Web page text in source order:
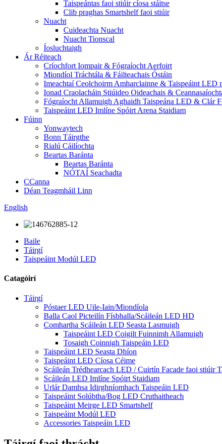
Taispeántas faoi stiúir cíosa stáitse
Clib praghas Smartshelf faoi stiúir
Nuacht
Cuideachta Nuacht
Nuacht Tionscal
Íosluchtaigh
Ár Réiteach
Críochfort Iompair & Fógraíocht Aerfoirt
Miondíol Tráchtála & Fáilteachais Óstáin
Imeachtaí Ceolchoirm Amharclainne & Taispeáint LED
Ionad Craolacháin Stiúideo Oideachais &
Fógraíocht Allamuigh Aghaidh Taispeána LED & Clár
Taispeáint LED Imlíne Spóirt Arena Staidiam
Fúinn
Yonwaytech
Bonn Táirgthe
Rialú Cáilíochta
Beartas Baránta
Beartas Baránta
NÓTAÍ Seachadta
CCanna
Déan Teagmháil Linn
English
Baile
Táirgí
Taispeáint Modúl LED
Catagóirí
Táirgí
Póstaer LED Uile-Iain/Miondíola
Balla Caol Picteilín Físbhalla/Scáileán LED HD
Comhartha Scáileán LED Seasta Lasmuigh
Taispeáint LED Coigilt Fuinnimh Allamuigh
Tosaigh Coinnigh Taispeáin LED
Taispeáint LED Seasta Dhíon
Taispeáint LED Cíosa Céime
Scáileán Trédhearcach LED / Cuirtín Facade faoi stiúir
Scáileán LED Imlíne Spóirt Staidiam
Urlár Damhsa Idirghníomhach Taispeáin LED
Taispeáint Solúbtha/Bog LED Cruthaitheach
Taispeáint Meirge LED Smartshelf
Taispeáint Modúl LED
Accessories Taispeáin LED